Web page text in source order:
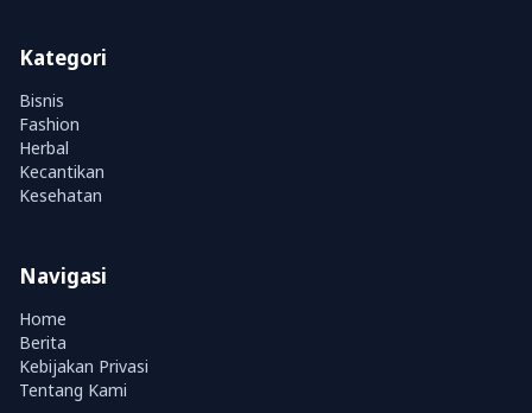
Kategori
Bisnis
Fashion
Herbal
Kecantikan
Kesehatan
Navigasi
Home
Berita
Kebijakan Privasi
Tentang Kami